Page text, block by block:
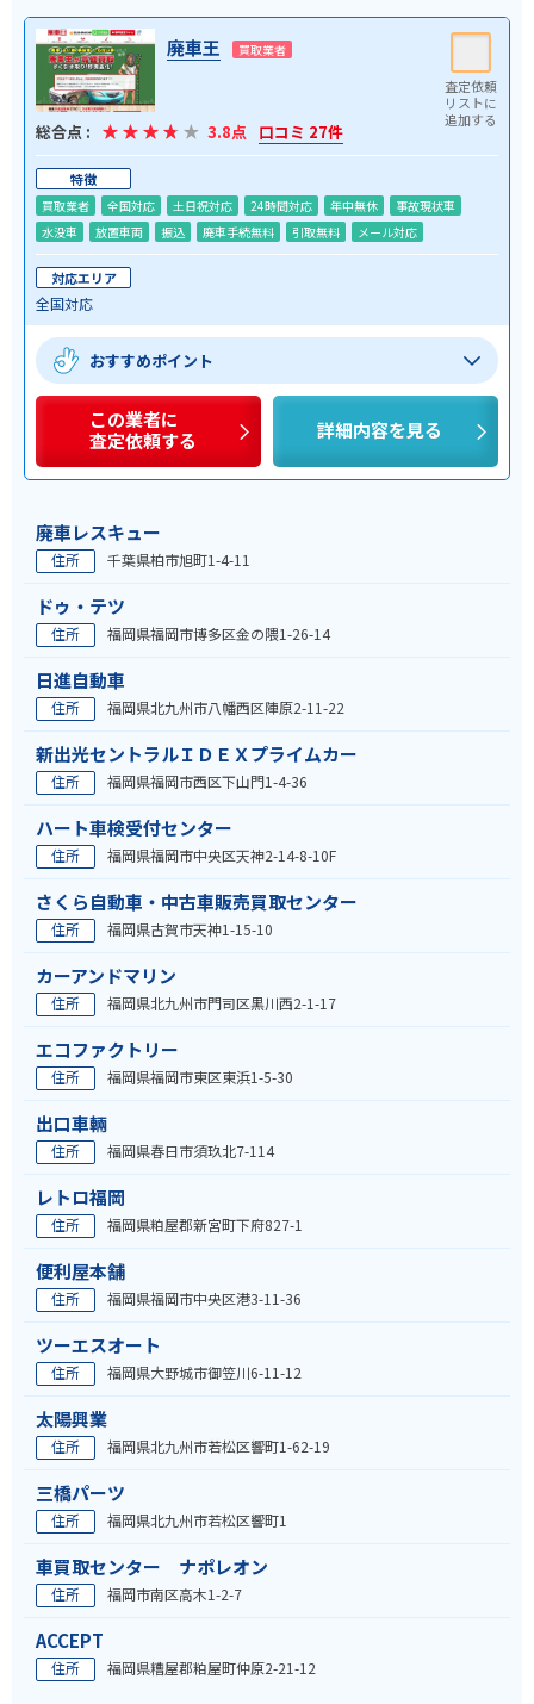
廃車王 買取業者
総合点 : 3.8点 口コミ 27件
特徴
買取業者 全国対応 土日祝対応 24時間対応 年中無休
事故現状車
水没車
放置車両 振込 廃車手続無料 引取無料 メール対応
対応エリア
全国対応
おすすめポイント
この業者に
査定依頼する
詳細内容を見る
廃車レスキュー
住所 千葉県柏市旭町1-4-11
ドゥ・テツ
住所 福岡県福岡市博多区金の隈1-26-14
日進自動車
住所 福岡県北九州市八幡西区陣原2-11-22
新出光セントラルＩＤＥＸプライムカー
住所 福岡県福岡市西区下山門1-4-36
ハート車検受付センター
住所 福岡県福岡市中央区天神2-14-8-10F
さくら自動車・中古車販売買取センター
住所 福岡県古賀市天神1-15-10
カーアンドマリン
住所 福岡県北九州市門司区黒川西2-1-17
エコファクトリー
住所 福岡県福岡市東区東浜1-5-30
出口車輛
住所 福岡県春日市須玖北7-114
レトロ福岡
住所 福岡県粕屋郡新宮町下府827-1
便利屋本舗
住所 福岡県福岡市中央区港3-11-36
ツーエスオート
住所 福岡県大野城市御笠川6-11-12
太陽興業
住所 福岡県北九州市若松区響町1-62-19
三橋パーツ
住所 福岡県北九州市若松区響町1
車買取センター ナポレオン
住所 福岡市南区高木1-2-7
ACCEPT
住所 福岡県糟屋郡粕屋町仲原2-21-12